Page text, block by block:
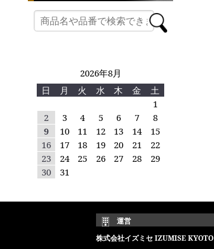
2026年8月
日
月 火 水 木 金
土
1
2
3 4 5 6 7
8
9
10 11 12 13 14
15
16
17 18 19 20 21
22
23
24 25 26 27 28
29
30
31
運営
株式会社イズミセ IZUMISE KYOTO